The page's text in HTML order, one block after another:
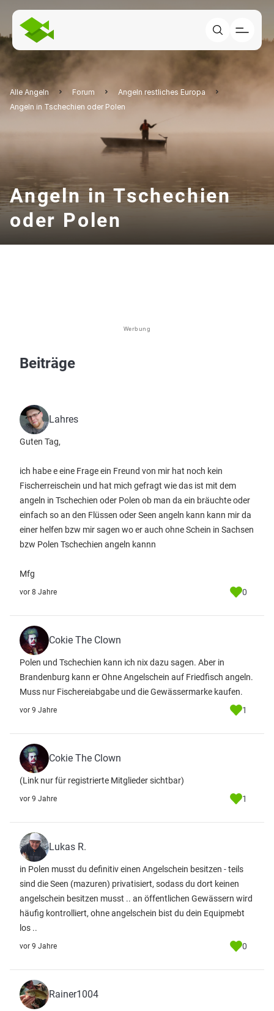
Alle Angeln Forum
Angeln restliches Europa
Angeln in Tschechien oder Polen
Angeln in Tschechien
oder Polen
Werbung
Beiträge
Lahres
Guten Tag,
ich habe e eine Frage ein Freund von mir hat noch kein
Fischerreischein und hat mich gefragt wie das ist mit dem
angeln in Tschechien oder Polen ob man da ein bräuchte oder
einfach so an den Flüssen oder Seen angeln kann kann mir da
einer helfen bzw mir sagen wo er auch ohne Schein in Sachsen
bzw Polen Tschechien angeln kannn
Mfg
vor 8 Jahre 0
Cokie The Clown
Polen und Tschechien kann ich nix dazu sagen. Aber in
Brandenburg kann er Ohne Angelschein auf Friedfisch angeln.
Muss nur Fischereiabgabe und die Gewässermarke kaufen.
vor 9 Jahre 1
Cokie The Clown
(Link nur für registrierte Mitglieder sichtbar)
vor 9 Jahre 1
Lukas R.
in Polen musst du definitiv einen Angelschein besitzen - teils
sind die Seen (mazuren) privatisiert, sodass du dort keinen
angelschein besitzen musst .. an öffentlichen Gewässern wird
häufig kontrolliert, ohne angelschein bist du dein Equipmebt
los ..
vor 9 Jahre 0
Rainer1004